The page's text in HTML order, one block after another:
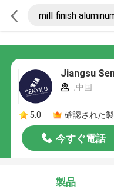
Jiangsu
,中国
5.0 確認された
今すぐ電話
製品